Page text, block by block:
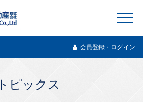
会員登録・ログイン
トピックス